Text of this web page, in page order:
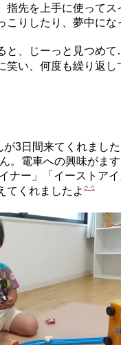
指先を上手に使って
こりしたり、夢中に
と、じーっと見つめ
笑い、何度も繰り返し
3日間来てくれました
。電車への興味がま
ナー」「イーストア
てくれましたよ